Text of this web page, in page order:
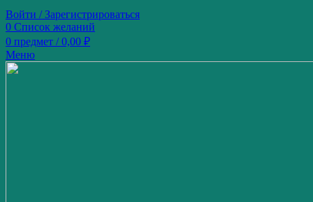
Войти / Зарегистрироваться
0 Список желаний
0 предмет / 0,00 ₽
Меню